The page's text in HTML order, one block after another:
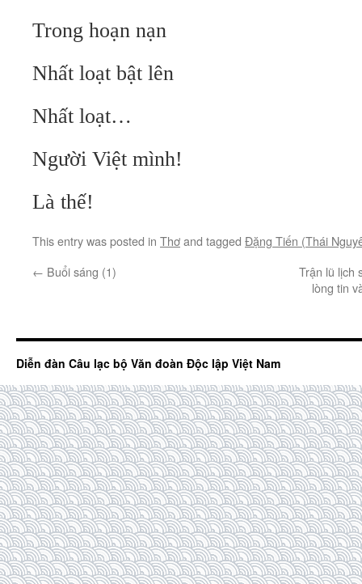
Trong hoạn nạn
Nhất loạt bật lên
Nhất loạt…
Người Việt mình!
Là thế!
This entry was posted in Thơand tagged Đặng Tiến (Thái
← Buổi sáng (1)
Trận lũ lịch
lòng tin
Diễn đàn Câu lạc bộ Văn đoàn Độc lập Việt Nam